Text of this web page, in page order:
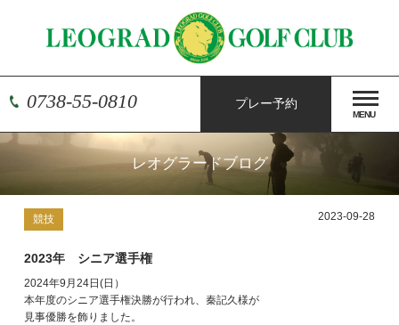
0738-55-0810 プレー予約
MENU
レオグラードブログ
競技 2023-09-28
2023年 シニア選手権
2024年9月24日(日）
本年度のシニア選手権決勝が行われ、秦記久様が
見事優勝を飾りました。